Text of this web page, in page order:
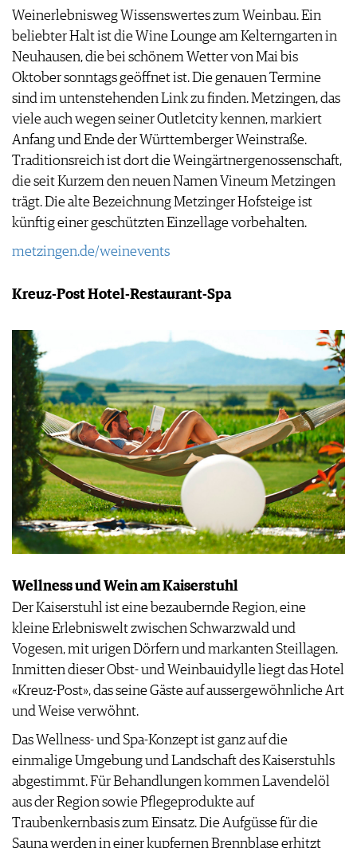
Weinerlebnisweg Wissenswertes zum Weinbau. Ein
beliebter Halt ist die Wine Lounge am Kelterngarten in
Neuhausen, die bei schönem Wetter von Mai bis
Oktober sonntags geöffnet ist. Die genauen Termine
sind im untenstehenden Link zu finden. Metzingen, das
viele auch wegen seiner Outletcity kennen, markiert
Anfang und Ende der Württemberger Weinstraße.
Traditionsreich ist dort die Weingärtnergenossenschaft,
die seit Kurzem den neuen Namen Vineum Metzingen
trägt. Die alte Bezeichnung Metzinger Hofsteige ist
künftig einer geschützten Einzellage vorbehalten.
metzingen.de/weinevents
Kreuz-Post Hotel-Restaurant-Spa
Wellness und Wein am Kaiserstuhl
Der Kaiserstuhl ist eine bezaubernde Region, eine
kleine Erlebniswelt zwischen Schwarzwald und
Vogesen, mit urigen Dörfern und markanten Steillagen.
Inmitten dieser Obst- und Weinbauidylle liegt das Hotel
«Kreuz-Post», das seine Gäste auf aussergewöhnliche Art
und Weise verwöhnt.
Das Wellness- und Spa-Konzept ist ganz auf die
einmalige Umgebung und Landschaft des Kaiserstuhls
abgestimmt. Für Behandlungen kommen Lavendelöl
aus der Region sowie Pflegeprodukte auf
Traubenkernbasis zum Einsatz. Die Aufgüsse für die
Sauna werden in einer kupfernen Brennblase erhitzt